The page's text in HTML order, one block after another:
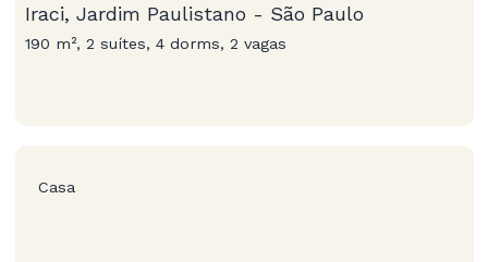
Iraci, Jardim Paulistano - São Paulo
190 m², 2 suítes, 4 dorms, 2 vagas
Casa